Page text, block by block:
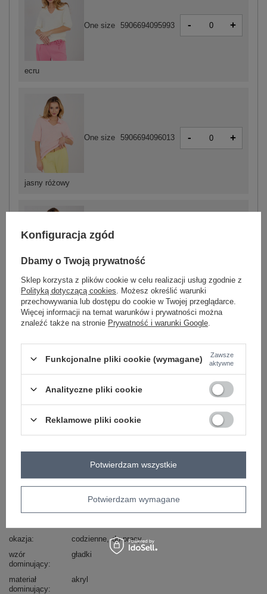
ecru
One size 5906694095993 - +
jasny różowy
One size 5906694096013 - +
ciemny różowy
Zobacz wszystkie kolory (+1)
ZALOGUJ SIĘ I ZOBACZ CENĘ
Zadzwoń
+48 601 547 740
sposób prania : pranie w pralce w 30°C
okazja
codzienne do pracy
wzór
dominujący
gładki
materiał
dominujący
akryl
Konfiguracja zgód
Dbamy o Twoją prywatność
Sklep korzysta z plików cookie w celu realizacji usług zgodnie z
Polityką dotyczącą cookies . Możesz określić warunki
przechowywania lub dostępu do cookie w Twojej przeglądarce.
Więcej informacji na temat warunków i prywatności można
znaleźć także na stronie Prywatność i warunki Google
Funkcjonalne pliki cookie (wymagane)
Zawsze
aktywne
Analityczne pliki cookie
Reklamowe pliki cookie
Potwierdzam wymagane
Potwierdzam wszystkie